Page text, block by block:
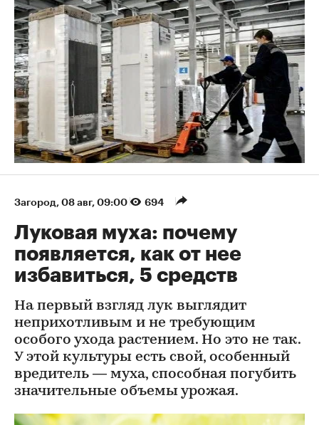
Загород 08 авг, 09:00 694
Луковая муха: почему
появляется, как от нее
избавиться, 5 средств
На первый взгляд лук выглядит
неприхотливым и не требующим
особого ухода растением. Но это не так.
У этой культуры есть свой, особенный
вредитель — муха, способная погубить
значительные объемы урожая.